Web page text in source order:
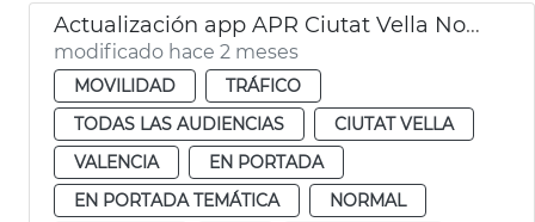
Actualización app APR Ciutat Vella Norte València
modificado hace 2 meses
MOVILIDAD
TRÁFICO
TODAS LAS AUDIENCIAS
CIUTAT VELLA
VALENCIA
EN PORTADA
EN PORTADA TEMÁTICA
NORMAL